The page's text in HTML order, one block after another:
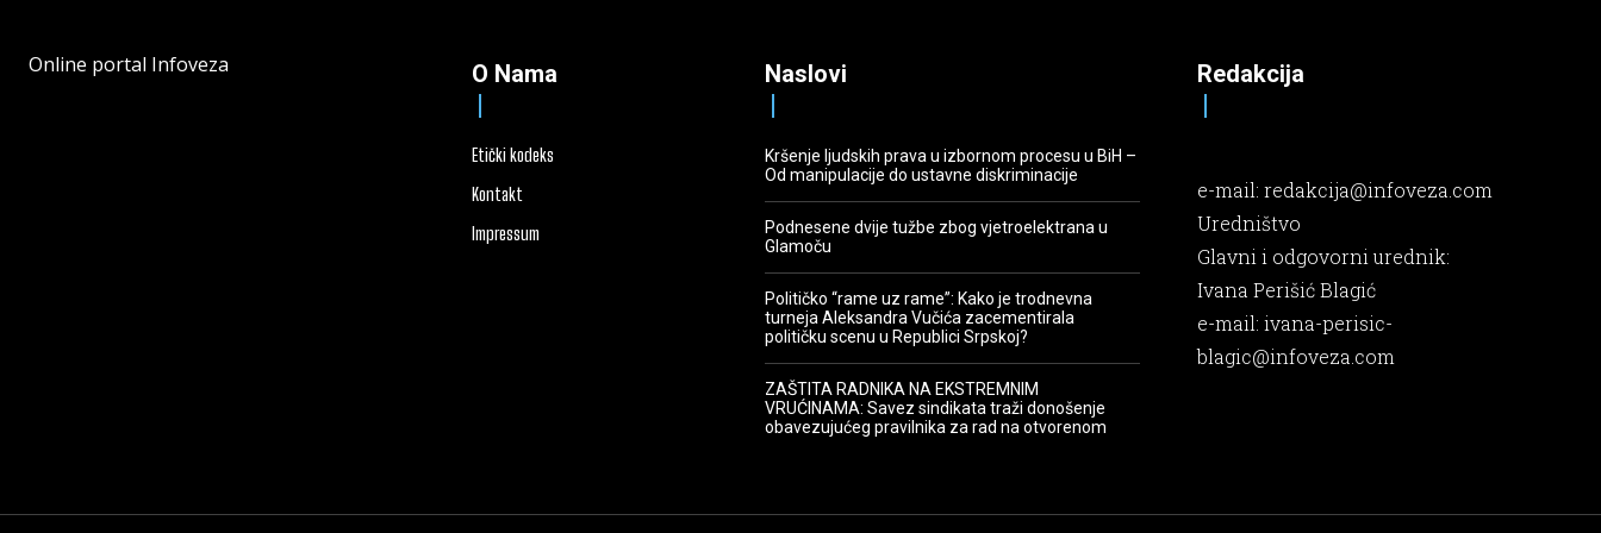
Online portal Infoveza O Nama
Etički kodeks
Kontakt
Impressum
Naslovi
Kršenje ljudskih prava u izbornom procesu u BiH –
Od manipulacije do ustavne diskriminacije
Podnesene dvije tužbe zbog vjetroelektrana u
Glamoču
Političko “rame uz rame”: Kako je trodnevna
turneja Aleksandra Vučića zacementirala
političku scenu u Republici Srpskoj?
ZAŠTITA RADNIKA NA EKSTREMNIM
VRUĆINAMA: Savez sindikata traži donošenje
obavezujućeg pravilnika za rad na otvorenom
Redakcija
e-mail:redakcija@infoveza.com
Uredništvo
Glavni i odgovorni urednik:
Ivana Perišić Blagić
e-mail:ivana-perisic-
blagic@infoveza.com